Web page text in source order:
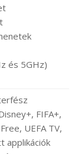
és 5GHz)
FIFA+,
UEFA TV,
applikációk